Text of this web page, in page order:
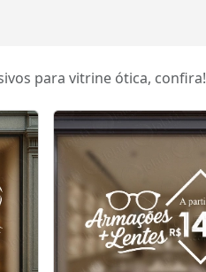
para vitrine ótica, confira!